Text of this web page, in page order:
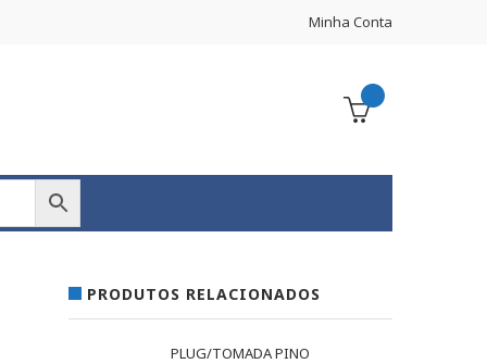
Minha Conta
PRODUTOS RELACIONADOS
PLUG/TOMADA PINO